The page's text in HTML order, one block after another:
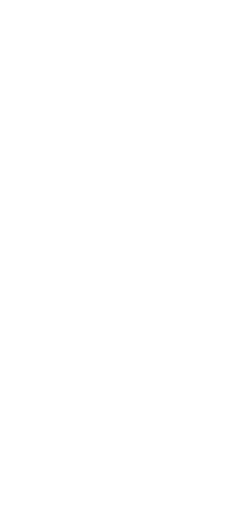
Jetzt als Rundum-sorglos-Paket
Abgekündigtes Produkt! Jetzt
HP PageWide Managed Color Flow
Kostengünstiger Farbdruck für
Verlassen Sie sich auf langfristigen
Dank optionaler Patronen mit hoher
Drucken Sie noch schneller – und sparen